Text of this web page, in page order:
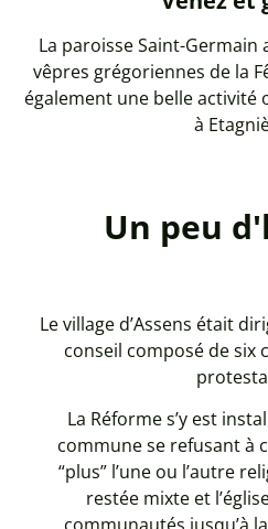
La paroisse Saint-
vêpres grégoriennes de la
également une belle activité
à
Un peu
Le village d’Assens était
conseil composé de six
La Réforme s’y est
commune se refusant à
“plus” l’une ou l’autre
restée mixte et